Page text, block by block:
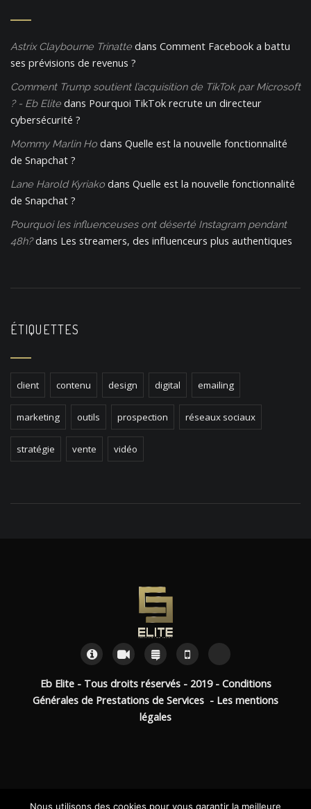
Astrix Claybourne Trinatte dans Comment Facebook a battu
ses prévisions de revenus ?
Comment Trump soutient l’acquisition de TikTok par Microsoft
? - Eb Elite dans Pourquoi TikTok recrute un directeur
cybersécurité ?
Mommy Marlin Ho dans Quelle est la nouvelle fonctionnalité
de Snapchat ?
Lane Harold Kyriako dans Quelle est la nouvelle fonctionnalité
de Snapchat ?
Pourquoi les influenceuses ont déserté Instagram pendant
48h?dans Les streamers, des influenceurs plus authentiques
ÉTIQUETTES
client contenu design digital emailing
marketing outils prospection réseaux sociaux
stratégie vente vidéo
Eb Elite - Tous droits réservés - 2019 - Conditions
Générales de Prestations de Services - Les mentions
légales
Nous utilisons des cookies pour vous garantir la meilleure